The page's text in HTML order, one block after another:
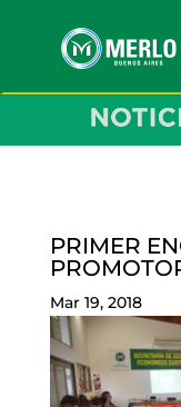
PRIMER
Mar 19, 2018